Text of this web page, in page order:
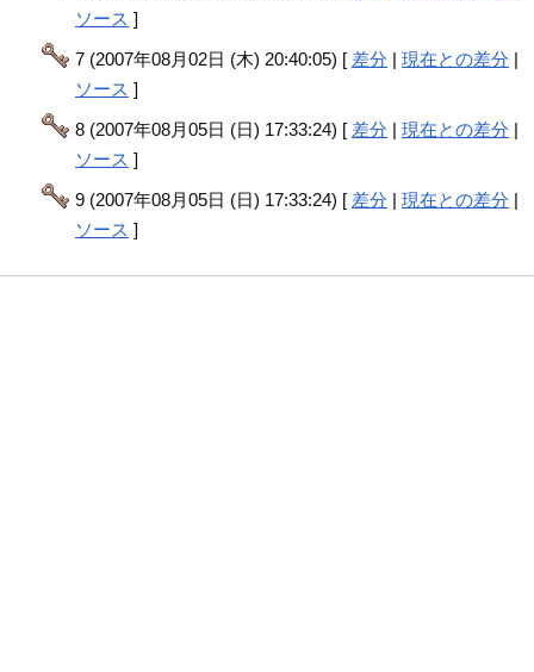
ソース ]
7 (2007年08月02日 (木) 20:40:05) [ 差分 |現在との差分 |
ソース ]
8 (2007年08月05日 (日) 17:33:24) [ 差分 |現在との差分 |
ソース ]
9 (2007年08月05日 (日) 17:33:24) [ 差分 |現在との差分 |
ソース ]